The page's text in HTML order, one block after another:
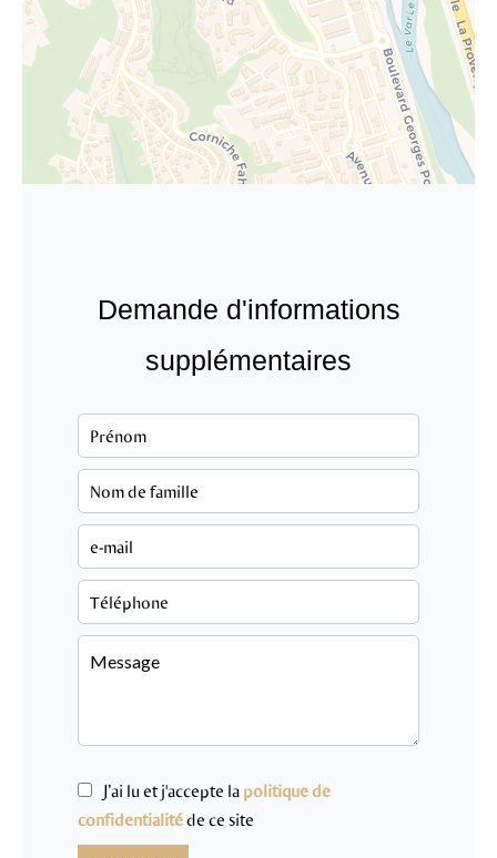
Demande d'informations
supplémentaires
J’ai lu et j'accepte la politique de
confidentialitéde ce site